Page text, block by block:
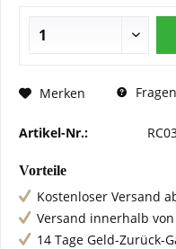
Merken
Artikel-Nr.:
Vorteile
Kostenloser Versand
Versand innerhalb
14 Tage Geld-Zurück-